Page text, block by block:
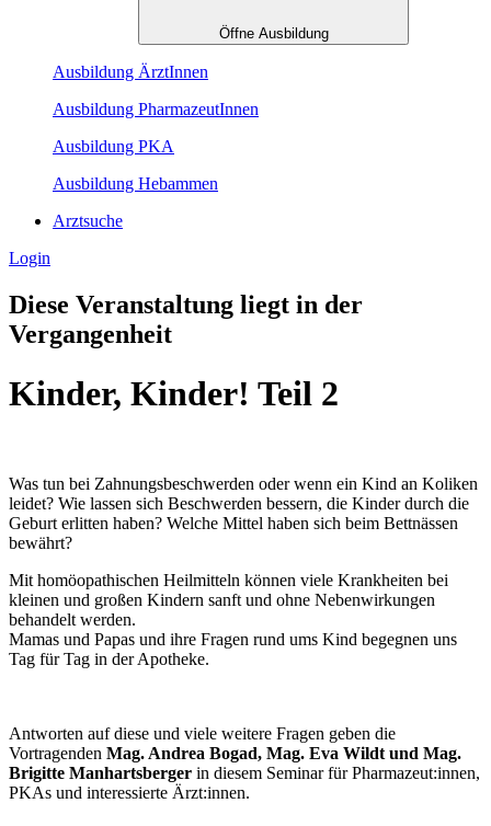
Öffne Ausbildung
Ausbildung ÄrztInnen
Ausbildung PharmazeutInnen
Ausbildung PKA
Ausbildung Hebammen
Arztsuche
Login
Diese Veranstaltung liegt in der
Vergangenheit
Kinder, Kinder! Teil 2
Was tun bei Zahnungsbeschwerden oder wenn ein Kind an Koliken
leidet? Wie lassen sich Beschwerden bessern, die Kinder durch die
Geburt erlitten haben? Welche Mittel haben sich beim Bettnässen
bewährt?
Mit homöopathischen Heilmitteln können viele Krankheiten bei
kleinen und großen Kindern sanft und ohne Nebenwirkungen
behandelt werden.
Mamas und Papas und ihre Fragen rund ums Kind begegnen uns
Tag für Tag in der Apotheke.
Antworten auf diese und viele weitere Fragen geben die
Vortragenden Mag. Andrea Bogad, Mag. Eva Wildt und Mag.
Brigitte Manhartsberger in diesem Seminar für Pharmazeut:innen,
PKAs und interessierte Ärzt:innen.